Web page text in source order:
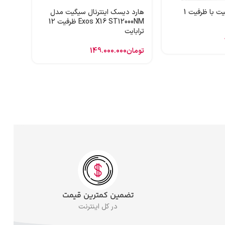
هارد اینترنال سیگیت با ظرفیت 1
هارد دیسک اینترنال سیگیت مدل
Exos X16 ST12000NM ظرفیت 12
ترابایت
تومان149.000.000
تضمین کمترین قیمت
در کل اینترنت